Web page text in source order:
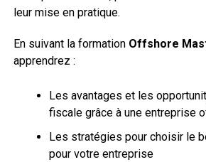
leur mise en pratique.
En suivant la formation Offshore
apprendrez :
Les avantages et les
fiscale grâce à une entreprise
Les stratégies pour choisir le
pour votre entreprise